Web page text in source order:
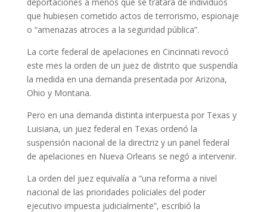
que hubiesen cometido actos de terrorismo, espionaje
o “amenazas atroces a la seguridad pública”.
La corte federal de apelaciones en Cincinnati revocó
este mes la orden de un juez de distrito que suspendía
la medida en una demanda presentada por Arizona,
Ohio y Montana.
Pero en una demanda distinta interpuesta por Texas y
Luisiana, un juez federal en Texas ordenó la
suspensión nacional de la directriz y un panel federal
de apelaciones en Nueva Orleans se negó a intervenir.
La orden del juez equivalía a “una reforma a nivel
nacional de las prioridades policiales del poder
ejecutivo impuesta judicialmente”, escribió la